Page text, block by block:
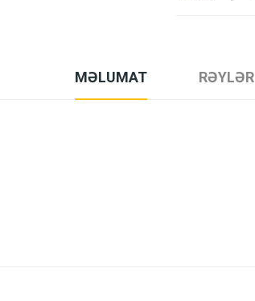
MƏLUMAT RƏYLƏR